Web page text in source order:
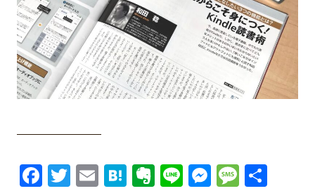
Facebook
Twitter
EmailHatena
Evernote
Line